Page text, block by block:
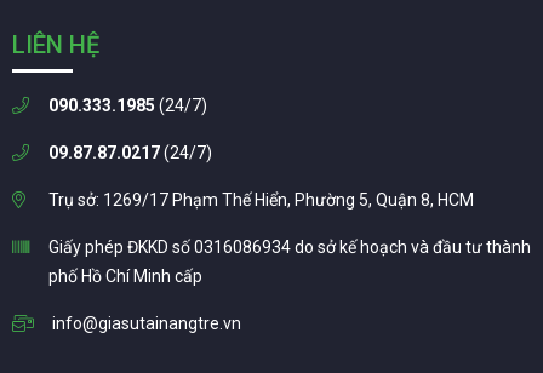
LIÊN HỆ
090.333.1985 (24/7)
09.87.87.0217(24/7)
Trụ sở: 1269/17 Phạm Thế Hiển, Phường 5, Quận 8, HCM
Giấy phép ĐKKD số 0316086934 do sở kế hoạch và đầu tư thành
phố Hồ Chí Minh cấp
info@giasutainangtre.vn